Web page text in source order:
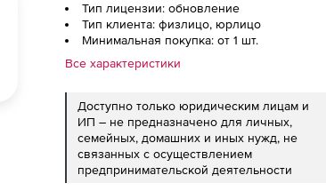
Тип лицензии: обновление
Тип клиента: физлицо, юрлицо
Минимальная покупка: от 1 шт.
Все характеристики
Доступно только юридическим лицам и
ИП – не предназначено для личных,
семейных, домашних и иных нужд, не
связанных с осуществлением
предпринимательской деятельности